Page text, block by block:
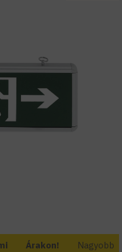
Árakon!
Nagyobb